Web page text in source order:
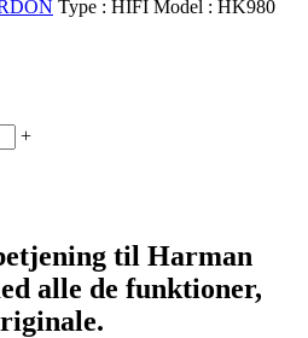
Type : HIFI Model : HK980
+
til Harman
alle de funktioner,